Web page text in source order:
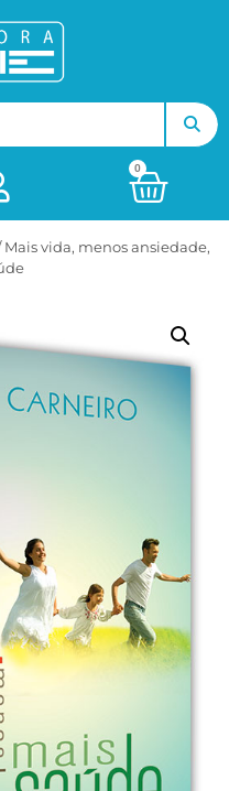
0
Mais vida, menos ansiedade,